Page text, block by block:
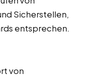
Sicherstellen,
entsprechen.
von